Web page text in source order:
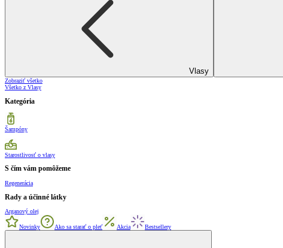
Vlasy
Zobraziť všetko
Všetko z Vlasy
Kategória
Šampóny
Starostlivosť o vlasy
S čím vám pomôžeme
Regenerácia
Rady a účinné látky
Arganový olej
Novinky Ako sa starať o pleť Akcia Bestsellery